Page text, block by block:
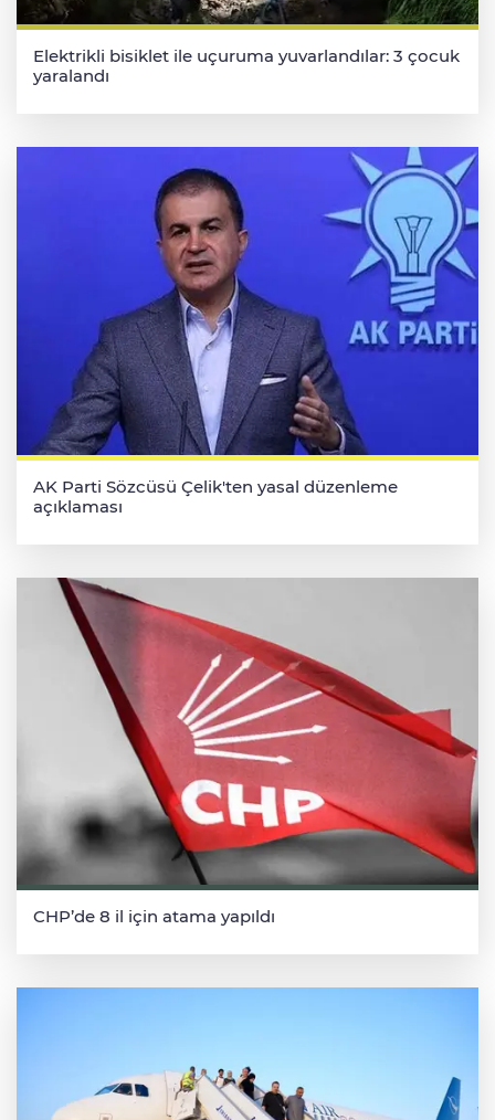
Elektrikli bisiklet ile uçuruma yuvarlandılar: 3 çocuk
yaralandı
AK Parti Sözcüsü Çelik'ten yasal düzenleme
açıklaması
CHP’de 8 il için atama yapıldı